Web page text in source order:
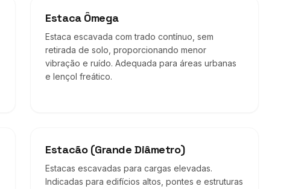
Estaca Ômega
Estaca escavada com trado contínuo, sem
retirada de solo, proporcionando menor
vibração e ruído. Adequada para áreas urbanas
e lençol freático.
Estacão (Grande Diâmetro)
Estacas escavadas para cargas elevadas.
Indicadas para edifícios altos, pontes e estruturas